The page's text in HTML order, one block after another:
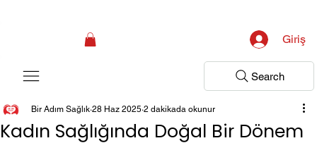
Giriş
Search
Kadın Sağlığında Doğal Bir Dönem
Bir Adım Sağlık 28 Haz 2025 2 dakikada okunur